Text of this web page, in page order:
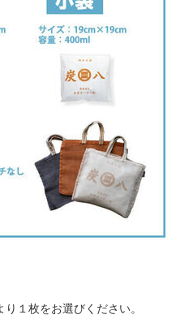
１枚をお選びください。